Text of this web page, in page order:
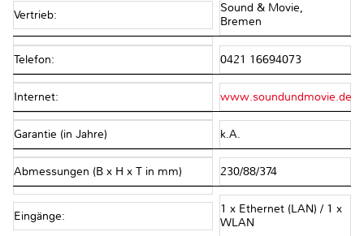
Vertrieb:
Sound & Movie,
Bremen
Telefon: 0421 16694073
Internet: www.soundundmovie.de
Garantie (in Jahre) k.A.
Abmessungen (B x H x T in mm) 230/88/374
Eingänge:
1 x Ethernet (LAN) / 1 x
WLAN